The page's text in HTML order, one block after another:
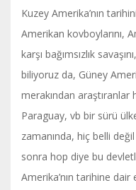
Kuzey Amerika’nın
Amerikan kovboylarını,
karşı bağımsızlık
biliyoruz da, Güney
merakından
Paraguay, vb bir sürü
zamanında, hiç belli
sonra hop diye bu
Amerika’nın tarihine